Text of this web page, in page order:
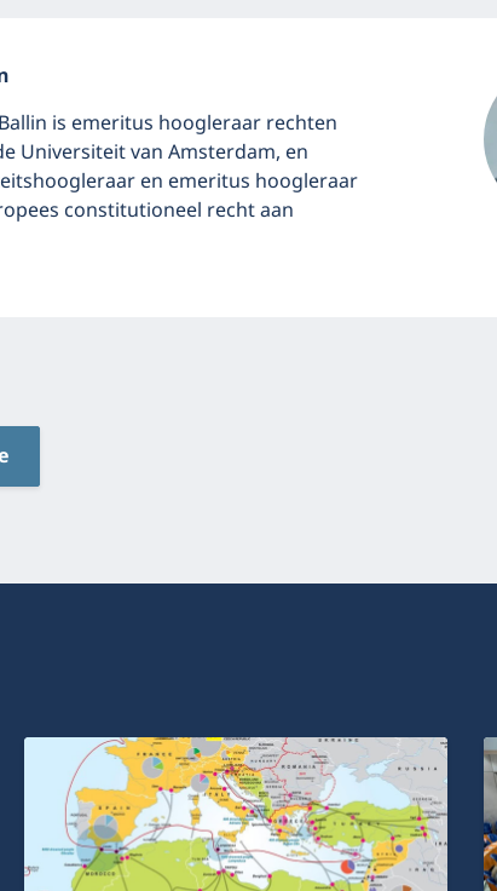
is emeritus hoogleraar rechten
Universiteit van Amsterdam, en
en emeritus hoogleraar
constitutioneel recht aan